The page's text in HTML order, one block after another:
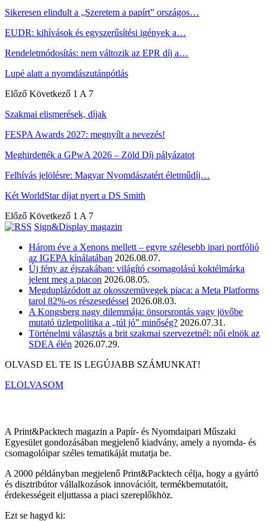
Sikeresen elindult a „Szeretem a papírt” országos…
EUDR: kihívások és egyszerűsítési igények a…
Rendeletmódosítás: nem változik az EPR díj a…
Lupé alatt a nyomdászutánpótlás
Előző Következő 1 A 7
Szakmai elismerések, díjak
FESPA Awards 2027: megnyílt a nevezés!
Meghirdették a GPwA 2026 – Zöld Díj pályázatot
Felhívás jelölésre: Magyar Nyomdászatért életműdíj…
Két WorldStar díjat nyert a DS Smith
Előző Következő 1 A 7
Sign&Display magazin
Három éve a Xenons mellett – egyre szélesebb ipari portfólió
az IGEPA kínálatában 2026.08.07.
Új fény az éjszakában: világító csomagolású koktélmárka
jelent meg a piacon 2026.08.05.
Megduplázódott az okosszemüvegek piaca: a Meta Platforms
tarol 82%-os részesedéssel 2026.08.03.
A Kongsberg nagy dilemmája: önsorsrontás vagy jövőbe
mutató üzletpolitika a „túl jó” minőség? 2026.07.31.
Történelmi választás a brit szakmai szervezetnél: női elnök az
SDEA élén 2026.07.29.
OLVASD EL TE IS LEGÚJABB SZÁMUNKAT!
ELOLVASOM
A Print&Packtech magazin a Papír- és Nyomdaipari Műszaki
Egyesület gondozásában megjelenő kiadvány, amely a nyomda- és
csomagolóipar széles tematikáját mutatja be.
A 2000 példányban megjelenő Print&Packtech célja, hogy a gyártó
és disztribútor vállalkozások innovációit, termékbemutatóit,
érdekességeit eljuttassa a piaci szereplőkhöz.
Ezt se hagyd ki: